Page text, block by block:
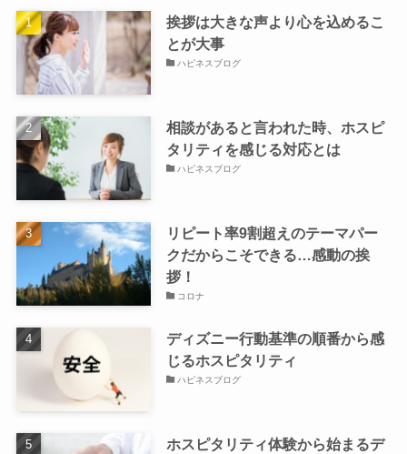
挨拶は大きな声より心を込めるこ
とが大事
ハピネスブログ
相談があると言われた時、ホスピ
タリティを感じる対応とは
ハピネスブログ
リピート率9割超えのテーマパー
クだからこそできる…感動の挨
拶！
コロナ
ディズニー行動基準の順番から感
じるホスピタリティ
ハピネスブログ
ホスピタリティ体験から始まるデ